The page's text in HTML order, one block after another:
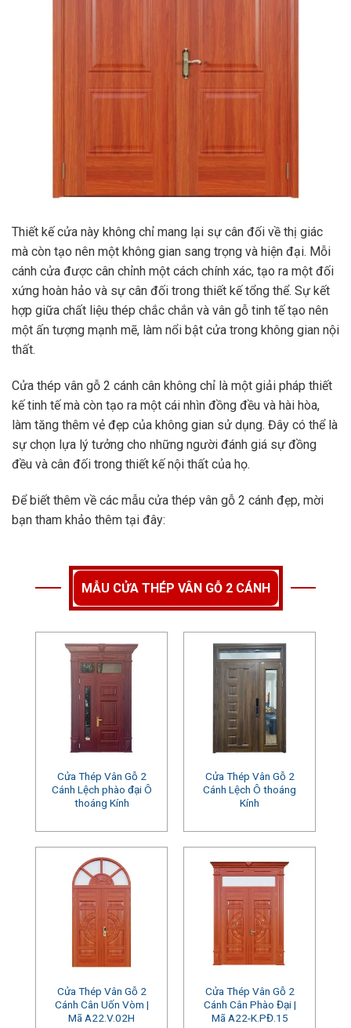
Thiết kế cửa này không chỉ mang lại sự cân đối về thị giác
mà còn tạo nên một không gian sang trọng và hiện đại. Mỗi
cánh cửa được cân chỉnh một cách chính xác, tạo ra một đối
xứng hoàn hảo và sự cân đối trong thiết kế tổng thể. Sự kết
hợp giữa chất liệu thép chắc chắn và vân gỗ tinh tế tạo nên
một ấn tượng mạnh mẽ, làm nổi bật cửa trong không gian nội
thất.
Cửa thép vân gỗ 2 cánh cân không chỉ là một giải pháp thiết
kế tinh tế mà còn tạo ra một cái nhìn đồng đều và hài hòa,
làm tăng thêm vẻ đẹp của không gian sử dụng. Đây có thể là
sự chọn lựa lý tưởng cho những người đánh giá sự đồng
đều và cân đối trong thiết kế nội thất của họ.
Để biết thêm về các mẫu cửa thép vân gỗ 2 cánh đẹp, mời
bạn tham khảo thêm tại đây:
MẪU CỬA THÉP VÂN GỖ 2 CÁNH
Cửa Thép Vân Gỗ 2
Cánh Lệch phào đại Ô
thoáng Kính
Cửa Thép Vân Gỗ 2
Cánh Lệch Ô thoáng
Kính
Cửa Thép Vân Gỗ 2
Cánh Cân Uốn Vòm |
Mã A22.V.02H
Cửa Thép Vân Gỗ 2
Cánh Cân Phào Đại |
Mã A22-K.PĐ.15